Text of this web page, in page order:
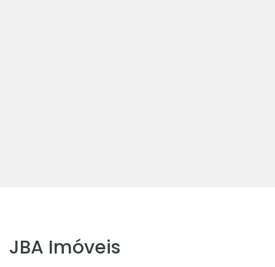
JBA Imóveis